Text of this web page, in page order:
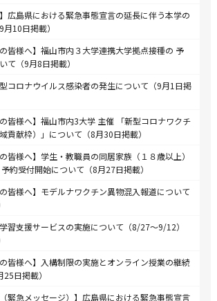
】広島県における緊急事態宣言の延長に伴う本学の
10日掲載）
の皆様へ】福山市内３大学連携大学拠点接種の 予
て（9月8日掲載）
コロナウイルス感染者の発生について（9月1日掲
の皆様へ】福山市内3大学 主催 「新型コロナワクチ
貢献枠）」について（8月30日掲載）
皆様へ】学生・教職員の同居家族（１８歳以上）
約受付開始について（8月27日掲載）
の皆様へ】モデルナワクチン異物混入報道について
習支援サービスの実施について（8/27～9/12）
の皆様へ】入構制限の実施とオンライン授業の継続
日掲載）
（緊急メッセージ）】広島県における緊急事態宣言